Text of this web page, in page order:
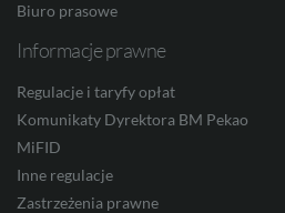
Biuro prasowe
Informacje prawne
Regulacje i taryfy opłat
Komunikaty Dyrektora BM Pekao
MiFID
Inne regulacje
Zastrzeżenia prawne